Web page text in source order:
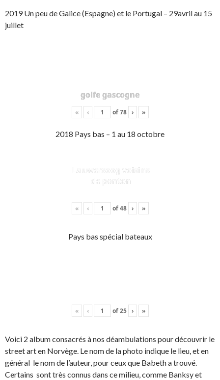
2019 Un peu de Galice (Espagne) et le Portugal – 29avril au 15
juillet
golfe gascogne
« ‹ of78 › »
2018 Pays bas – 1 au 18 octobre
Lauwersoog voisins
de ponton
« ‹ of48 › »
Pays bas spécial bateaux
« ‹ of25 › »
Voici 2 album consacrés à nos déambulations pour découvrir le
street art en Norvège. Le nom de la photo indique le lieu, et en
général le nom de l’auteur, pour ceux que Babeth a trouvé.
Certains sont très connus dans ce milieu, comme Banksy et